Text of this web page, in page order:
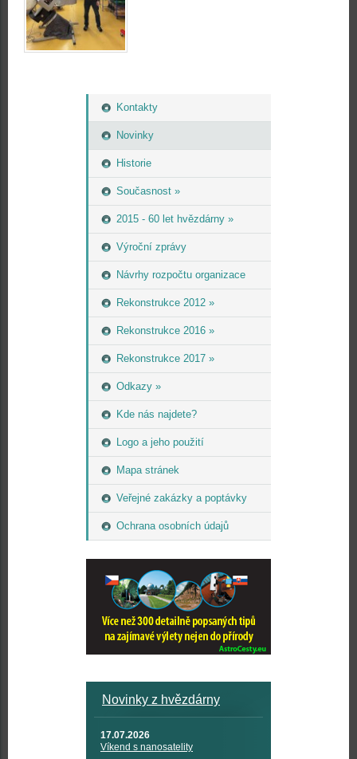
Kontakty
Novinky
Historie
Současnost »
2015 - 60 let hvězdárny »
Výroční zprávy
Návrhy rozpočtu organizace
Rekonstrukce 2012 »
Rekonstrukce 2016 »
Rekonstrukce 2017 »
Odkazy »
Kde nás najdete?
Logo a jeho použití
Mapa stránek
Veřejné zakázky a poptávky
Ochrana osobních údajů
Novinky z hvězdárny
17.07.2026
Víkend s nanosatelity